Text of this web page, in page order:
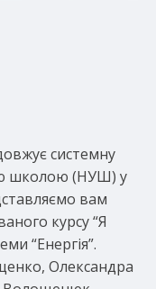
системну
школою (НУШ) у
вам
курсу “Я
“Енергія”.
Олександра